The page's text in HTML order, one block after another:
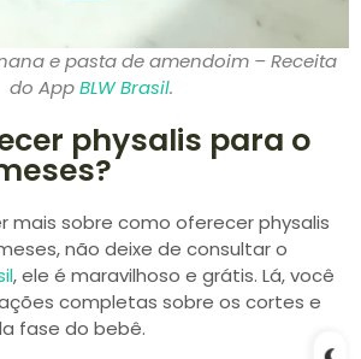
e pasta de amendoim – Receita
do AppBLW Brasil.
physalis para o
mais sobre como oferecer physalis
não deixe de consultar o
, ele é maravilhoso e grátis. Lá, você
completas sobre os cortes e
fase do bebê.